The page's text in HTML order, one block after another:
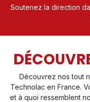
Soutenez la direction
Découvrez nos tout
Technolac en France.
et à quoi ressemblent